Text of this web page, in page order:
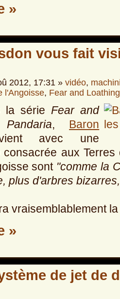
»
vous fait
2012, 17:31 » vidéo,
l'Angoisse, Fear and
la sérieFear and
, Baron
avec une
consacrée aux
sont "comme la
plus d'arbres
vraisemblablement
»
de jet de